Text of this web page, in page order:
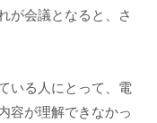
が会議となると、さ
いる人にとって、電
容が理解できなかっ